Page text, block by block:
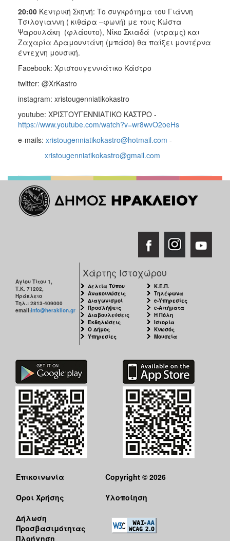
20:00 Κεντρική Σκηνή: Το συγκρότημα του Γιάννη
Τσιλογιαννη ( κιθάρα –φωνή) με τους Κώστα
Ψαρουλάκη (φλάουτο), Νίκο Σκιαδά (ντραμς) και
Ζαχαρία Δραμουντάνη (μπάσο) θα παίξει μοντέρνα
έντεχνη μουσική.
Facebook: Χριστουγεννιάτικο Κάστρο
twitter: @XrKastro
instagram: xristougenniatikokastro
youtube: ΧΡΙΣΤΟΥΓΕΝΝΙΑΤΙΚΟ ΚΑΣΤΡΟ -
https://www.youtube.com/watch?v=wr8wvO2oeHs
e-mails: xristougenniatikokastro@hotmail.com -
xristougenniatikokastro@gmail.com
Αγίου Τίτου 1,
Τ.Κ. 71202,
Ηράκλειο
Τηλ.: 2813-409000
email:info@heraklion.gr
Χάρτης Ιστοχώρου
Δελτία Τύπου
Ανακοινώσεις
Διαγωνισμοί
Προσλήψεις
Διαβουλεύσεις
Εκδηλώσεις
Ο Δήμος
Υπηρεσίες
Κ.Ε.Π.
Τηλέφωνα
e-Υπηρεσίες
e-Αιτήματα
Η Πόλη
Ιστορία
Κνωσός
Μουσεία
Επικοινωνία
Όροι Χρήσης
Δήλωση
Προσβασιμότητας
Πλοήγηση
Copyright © 2026
Υλοποίηση